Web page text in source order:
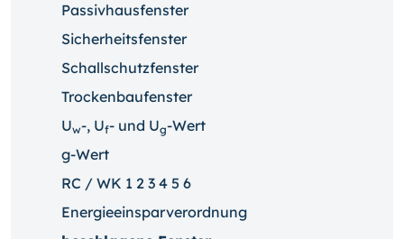
Passivhausfenster
Sicherheitsfenster
Schallschutzfenster
Trockenbaufenster
Uw-, Uf- und Ug-Wert
g-Wert
RC / WK 1 2 3 4 5 6
Energieeinsparverordnung